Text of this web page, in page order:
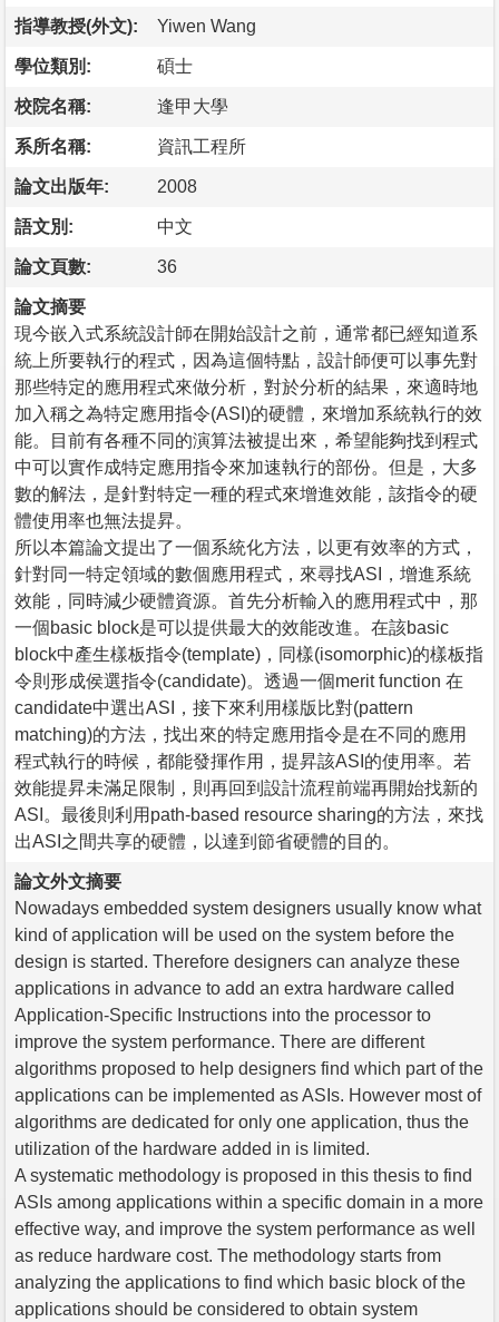
指導教授(外文): Yiwen Wang
學位類別: 碩士
校院名稱: 逢甲大學
系所名稱: 資訊工程所
論文出版年: 2008
語文別: 中文
論文頁數: 36
論文摘要
現今嵌入式系統設計師在開始設計之前，通常都已經知道系
統上所要執行的程式，因為這個特點，設計師便可以事先對
那些特定的應用程式來做分析，對於分析的結果，來適時地
加入稱之為特定應用指令(ASI)的硬體，來增加系統執行的效
能。目前有各種不同的演算法被提出來，希望能夠找到程式
中可以實作成特定應用指令來加速執行的部份。但是，大多
數的解法，是針對特定一種的程式來增進效能，該指令的硬
體使用率也無法提昇。
所以本篇論文提出了一個系統化方法，以更有效率的方式，
針對同一特定領域的數個應用程式，來尋找ASI，增進系統
效能，同時減少硬體資源。首先分析輸入的應用程式中，那
一個basic block是可以提供最大的效能改進。在該basic
block中產生樣板指令(template)，同樣(isomorphic)的樣板指
令則形成侯選指令(candidate)。透過一個merit function 在
candidate中選出ASI，接下來利用樣版比對(pattern
matching)的方法，找出來的特定應用指令是在不同的應用
程式執行的時候，都能發揮作用，提昇該ASI的使用率。若
效能提昇未滿足限制，則再回到設計流程前端再開始找新的
ASI。最後則利用path-based resource sharing的方法，來找
出ASI之間共享的硬體，以達到節省硬體的目的。
論文外文摘要
Nowadays embedded system designers usually know what
kind of application will be used on the system before the
design is started. Therefore designers can analyze these
applications in advance to add an extra hardware called
Application-Specific Instructions into the processor to
improve the system performance. There are different
algorithms proposed to help designers find which part of the
applications can be implemented as ASIs. However most of
algorithms are dedicated for only one application, thus the
utilization of the hardware added in is limited.
A systematic methodology is proposed in this thesis to find
ASIs among applications within a specific domain in a more
effective way, and improve the system performance as well
as reduce hardware cost. The methodology starts from
analyzing the applications to find which basic block of the
applications should be considered to obtain system